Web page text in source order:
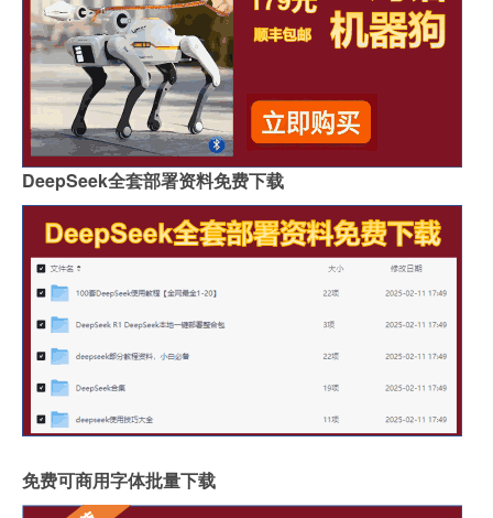
DeepSeek全套部署资料免费下载
免费可商用字体批量下载